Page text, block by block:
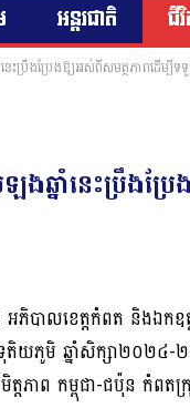
អន្តរជាតិ ជី
េះប្រឹងប្រែងឱ្យអស់ពីសមត្ថភាពដើម្បីទ
ងឆ្នាំនេះប្រឹងប្
ាលខេត្តកំពត និងឯកឧត្
ទុតិយភូមិ ឆ្នាំសិក្សា២០២
ាព កម្ពុជា-ជប៉ុន កំពត